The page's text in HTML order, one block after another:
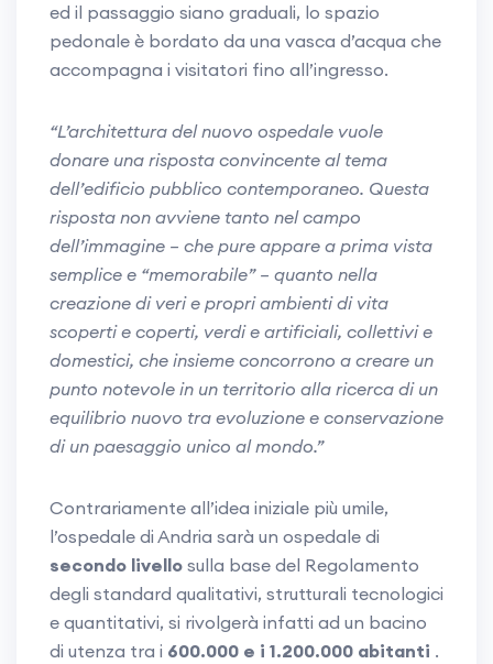
ed il passaggio siano graduali, lo spazio
pedonale è bordato da una vasca d’acqua che
accompagna i visitatori fino all’ingresso.
“L’architettura del nuovo ospedale vuole
donare una risposta convincente al tema
dell’edificio pubblico contemporaneo. Questa
risposta non avviene tanto nel campo
dell’immagine – che pure appare a prima vista
semplice e “memorabile” – quanto nella
creazione di veri e propri ambienti di vita
scoperti e coperti, verdi e artificiali, collettivi e
domestici, che insieme concorrono a creare un
punto notevole in un territorio alla ricerca di un
equilibrio nuovo tra evoluzione e conservazione
di un paesaggio unico al mondo.”
Contrariamente all’idea iniziale più umile,
l’ospedale di Andria sarà un ospedale di
secondo livello sulla base del Regolamento
degli standard qualitativi, strutturali tecnologici
e quantitativi, si rivolgerà infatti ad un bacino
di utenza tra i 600.000 e i 1.200.000 abitanti .